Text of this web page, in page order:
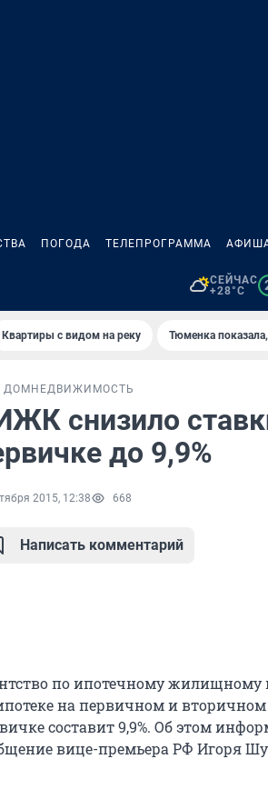
ПОГОДА ТЕЛЕПРОГРАММА
СЕЙЧАС
+28°C
Квартиры с видом на реку Тюменка
ДОМ НЕДВИЖИМОСТЬ
снизило
до 9,9%
2015, 12:38 668
Написать комментарий
по ипотечному
на первичном и
составит 9,9%. Об этом
вице-премьера РФ Игоря